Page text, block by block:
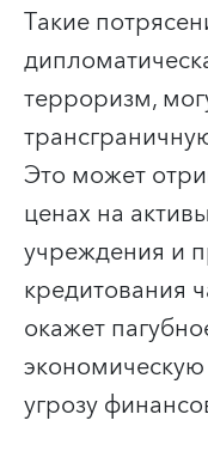
Такие
терроризм,
Это может
ценах на
учреждения и
кредитования
окажет
экономическую
угрозу